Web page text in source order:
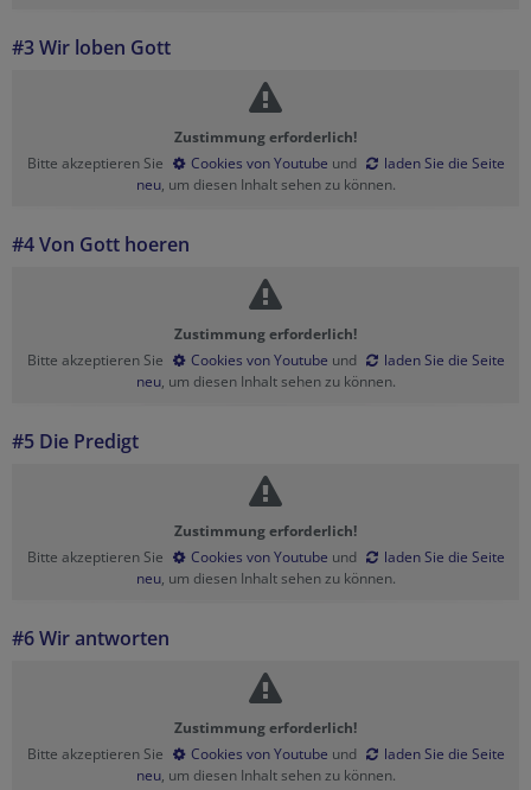
#3 Wir loben Gott
Zustimmung erforderlich!
Bitte akzeptieren Sie
Cookies von Youtube und
laden Sie die Seite
neu, um diesen Inhalt sehen zu können.
#4 Von Gott hoeren
Zustimmung erforderlich!
Bitte akzeptieren Sie
Cookies von Youtube und
laden Sie die Seite
neu, um diesen Inhalt sehen zu können.
#5 Die Predigt
Zustimmung erforderlich!
Bitte akzeptieren Sie
Cookies von Youtube und
laden Sie die Seite
neu, um diesen Inhalt sehen zu können.
#6 Wir antworten
Zustimmung erforderlich!
Bitte akzeptieren Sie
Cookies von Youtube und
laden Sie die Seite
neu, um diesen Inhalt sehen zu können.